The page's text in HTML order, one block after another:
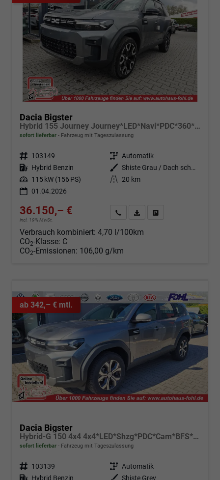
Dacia Bigster
Hybrid 155 Journey Journey*LED*Navi*PDC*360*Shzg*ACC*19"
sofort lieferbar Fahrzeug mit Tageszulassung
Fahrzeugnr. 103149 Getriebe Automatik
Kraftstoff Hybrid Benzin Außenfarbe
Shiste Grau / Dach schwarz
Leistung 115 kW (156 PS) Kilometerstand 20 km
01.04.2026
36.150,– €
incl. 19% MwSt.
Angebot anfordern
Fahrzeugexpose (PDF)
Verbrauch kombiniert: 4,70 l/100km
CO2-Klasse: C
CO2-Emissionen: 106,00 g/km
ab 342,– € mtl.
Dacia Bigster
Hybrid-G 150 4x4 4x4*LED*Shzg*PDC*Cam*BFS*17Zoll
sofort lieferbar Fahrzeug mit Tageszulassung
Fahrzeugnr. 103139 Getriebe Automatik
Kraftstoff Hybrid Benzin Außenfarbe Shiste Grey